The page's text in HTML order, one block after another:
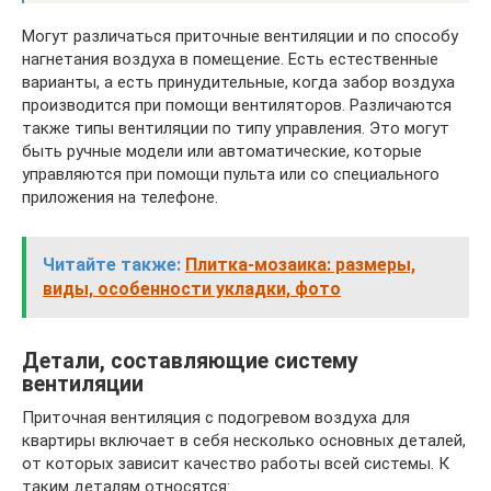
Могут различаться приточные вентиляции и по способу
нагнетания воздуха в помещение. Есть естественные
варианты, а есть принудительные, когда забор воздуха
производится при помощи вентиляторов. Различаются
также типы вентиляции по типу управления. Это могут
быть ручные модели или автоматические, которые
управляются при помощи пульта или со специального
приложения на телефоне.
Читайте также: Плитка-мозаика: размеры,
виды, особенности укладки, фото
Детали, составляющие систему
вентиляции
Приточная вентиляция с подогревом воздуха для
квартиры включает в себя несколько основных деталей,
от которых зависит качество работы всей системы. К
таким деталям относятся: